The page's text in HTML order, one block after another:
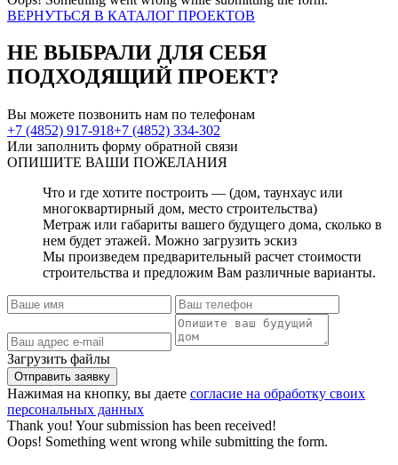
ВЕРНУТЬСЯ В КАТАЛОГ ПРОЕКТОВ
НЕ ВЫБРАЛИ ДЛЯ СЕБЯ
ПОДХОДЯЩИЙ ПРОЕКТ?
Вы можете позвонить нам по телефонам
+7 (4852) 917-918+7 (4852) 334-302
Или заполнить форму обратной связи
ОПИШИТЕ ВАШИ ПОЖЕЛАНИЯ
Что и где хотите построить — (дом, таунхаус или
многоквартирный дом, место строительства)
Метраж или габариты вашего будущего дома, сколько в
нем будет этажей. Можно загрузить эскиз
Мы произведем предварительный расчет стоимости
строительства и предложим Вам различные варианты.
Загрузить файлы
Нажимая на кнопку, вы даете согласие на обработку своих
персональных данных
Thank you! Your submission has been received!
Oops! Something went wrong while submitting the form.